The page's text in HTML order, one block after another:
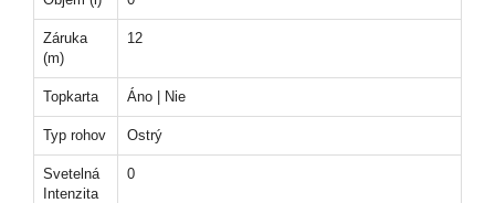
Záruka
(m)
12
Topkarta Áno | Nie
Typ rohov Ostrý
Svetelná
Intenzita
0